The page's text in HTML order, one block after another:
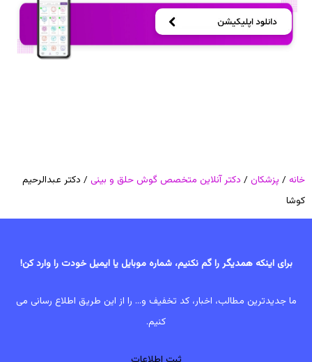
خانه / پزشکان / دکتر آنلاین متخصص گوش حلق و بینی / دکتر عبدالرحیم
کوشا
برای اینکه همدیگر را گم نکنیم، شماره موبایل یا ایمیل خودت را وارد کن!
ما جدیدترین مطالب، اخبار، کد تخفیف و... را از این طریق اطلاع رسانی می
کنیم.